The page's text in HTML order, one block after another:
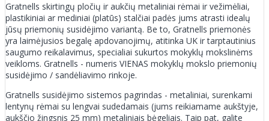
Gratnells skirtingų pločių ir aukčių metaliniai rėmai ir vežimėliai,
plastikiniai ar mediniai (platūs) stalčiai padės jums atrasti idealų
jūsų priemonių susidėjimo variantą. Be to, Gratnells priemonės
yra laimėjusios begalę apdovanojimų, atitinka UK ir tarptautinius
saugumo reikalavimus, specialiai sukurtos mokyklų mokslinėms
veikloms. Gratnells - numeris VIENAS mokyklų mokslo priemonių
susidėjimo / sandėliavimo rinkoje.
Gratnells susidėjimo sistemos pagrindas - metaliniai, surenkami
lentynų rėmai su lengvai sudedamais (jums reikiamame aukštyje,
aukščio žingsnis 25 mm) metaliniais bėgeliais. Taip pat, galite